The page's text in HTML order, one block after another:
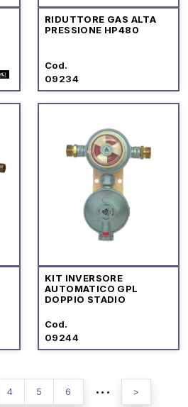
RIDUTTORE GAS ALTA
PRESSIONE HP480
Cod.
09234
KIT INVERSORE
AUTOMATICO GPL
DOPPIO STADIO
Cod.
09244
4 5 6 ... >